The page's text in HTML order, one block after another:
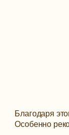
Благодаря
Особенно